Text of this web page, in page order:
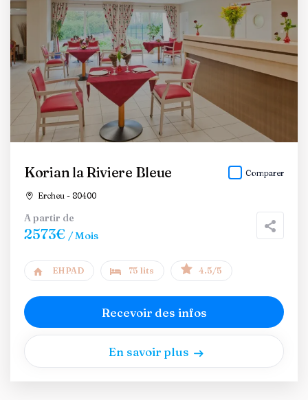
Korian la Riviere Bleue
Ercheu - 80400
Comparer
A partir de
2573€ / Mois
EHPAD 75 lits 4.5/5
Recevoir des infos
En savoir plus